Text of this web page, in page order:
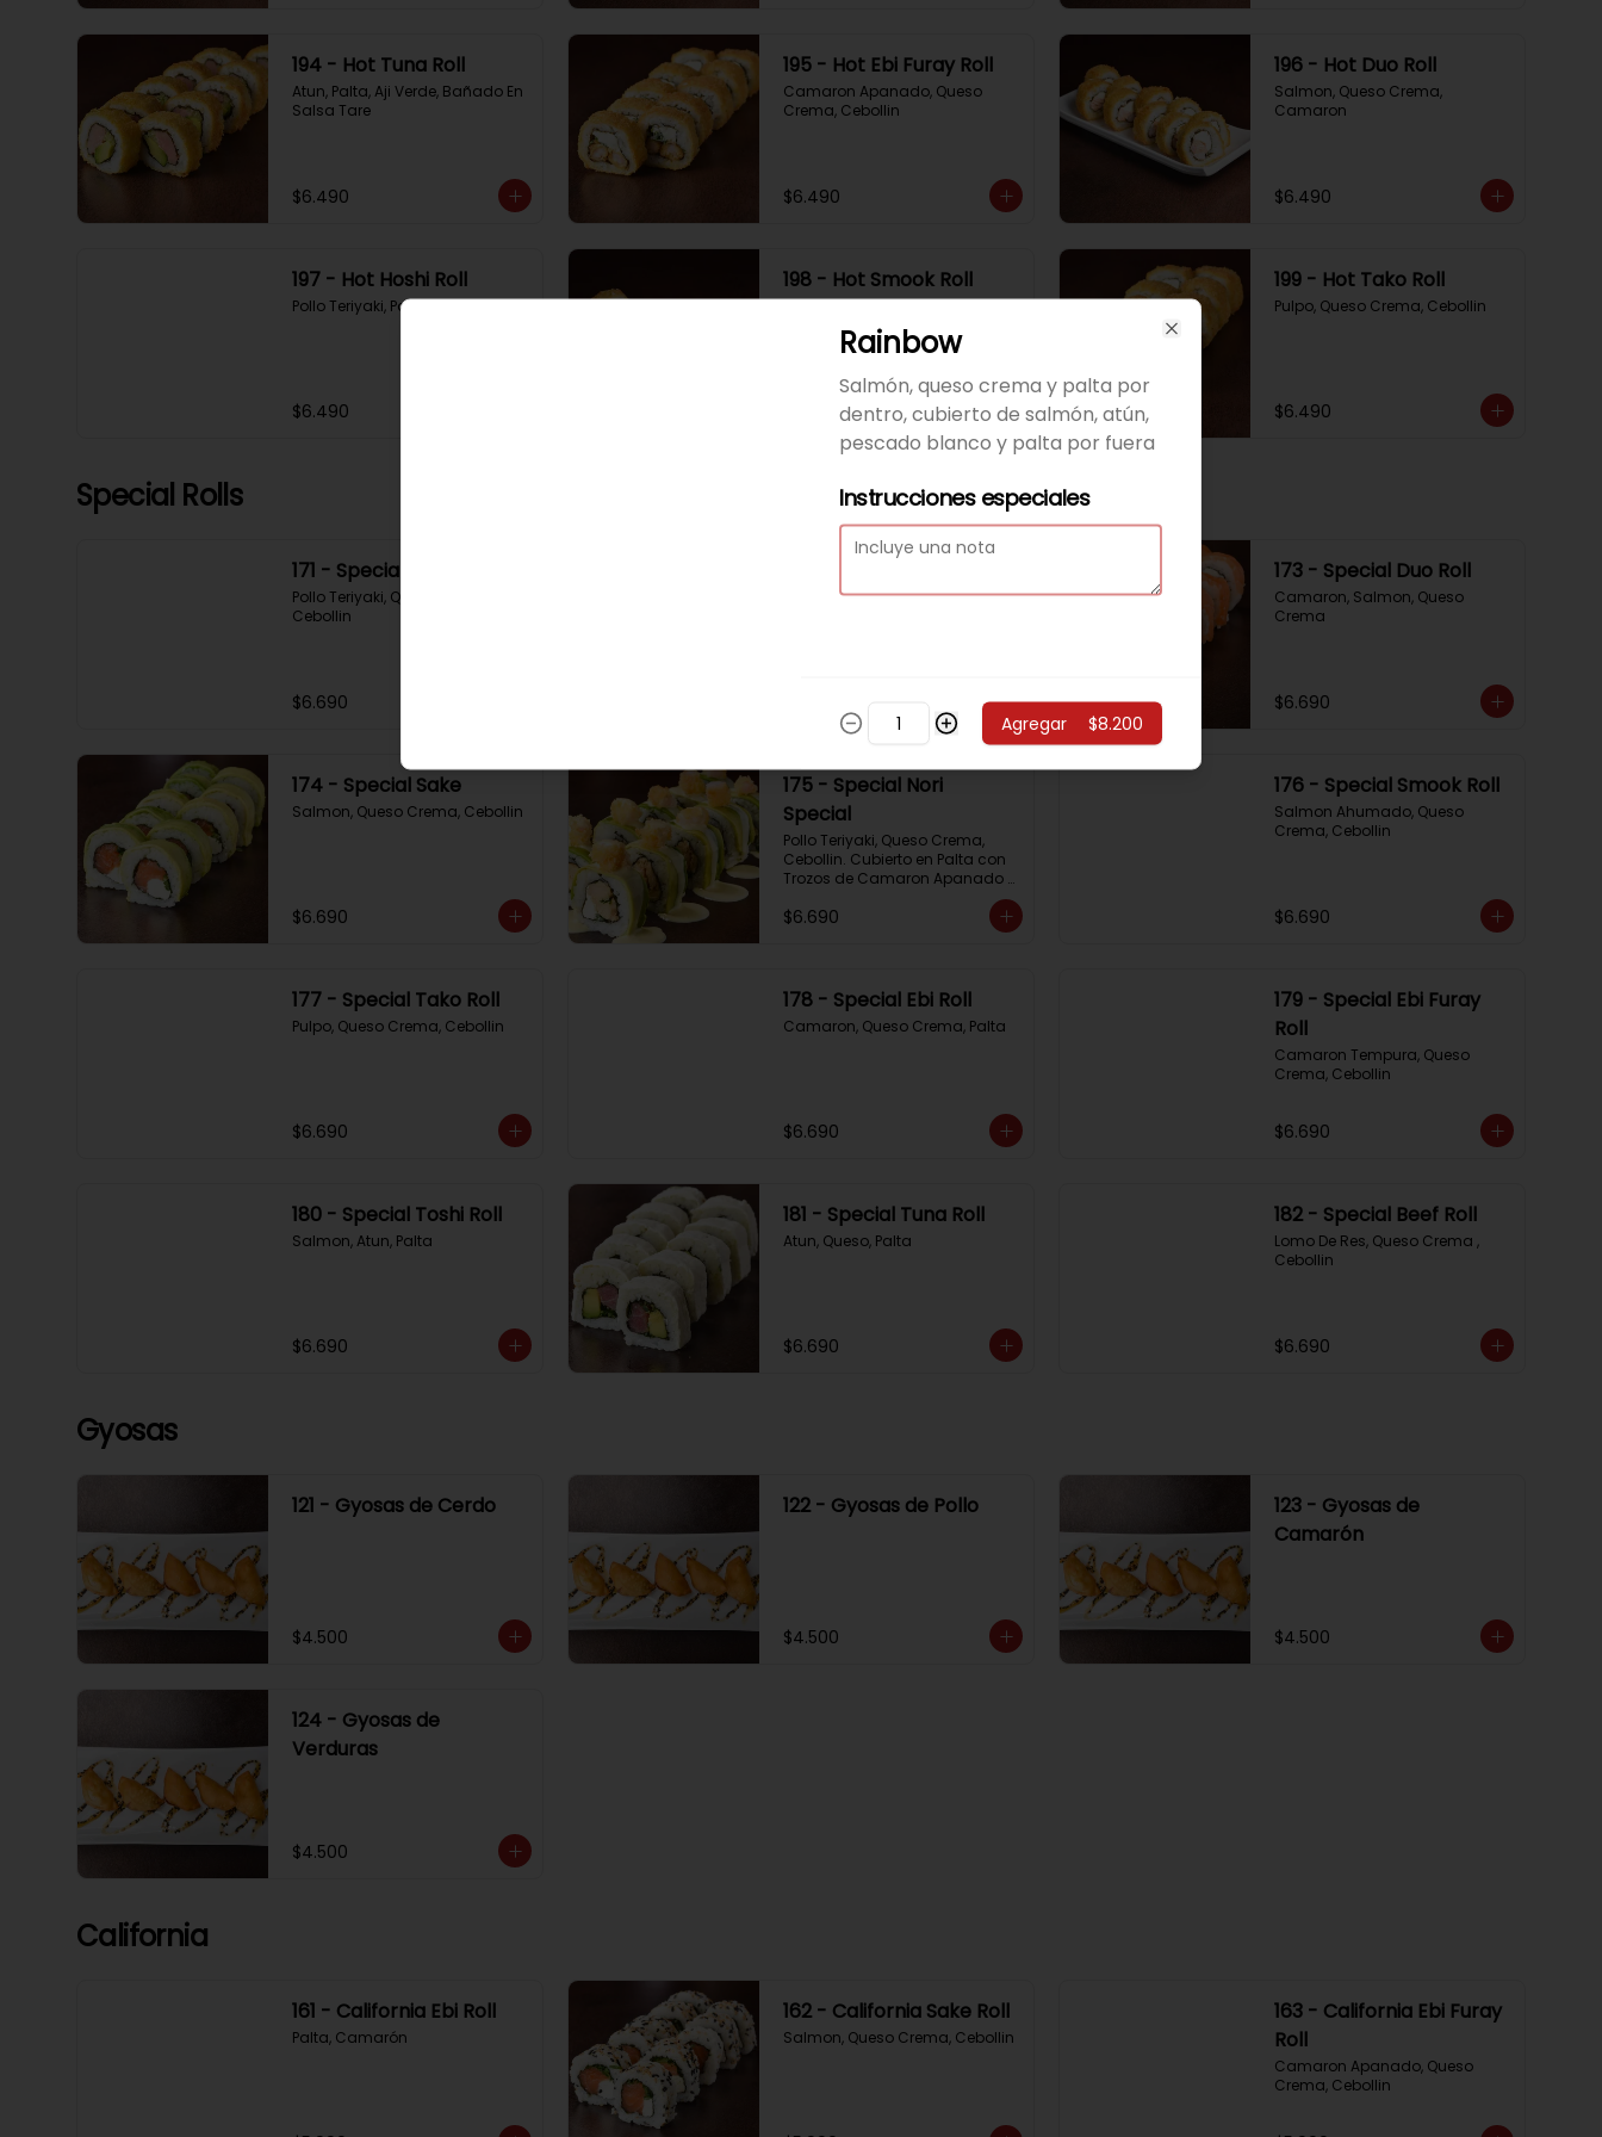
194 - Hot Tuna Roll
Atun, Palta, Aji Verde, Bañado En
Salsa Tare
$6.490
195 - Hot Ebi Furay Roll
Camaron Apanado, Queso
Crema, Cebollin
$6.490
196 - Hot Duo Roll
Salmon, Queso Crema,
Camaron
$6.490
197 - Hot Hoshi Roll
Pollo Teriyaki, Palta, Sesamo
$6.490
198 - Hot Smook Roll
Salmon Ahumado, Queso
Crema, Cebollin
$6.490
199 - Hot Tako Roll
Pulpo, Queso Crema, Cebollin
$6.490
Special Rolls
171 - Special Tori
Pollo Teriyaki, Queso Crema,
Cebollin
$6.690
173 - Special Duo Roll
Camaron, Salmon, Queso
Crema
$6.690
174 - Special Sake
Salmon, Queso Crema, Cebollin
$6.690
175 - Special Nori
Special
Pollo Teriyaki, Queso Crema,
Cebollin. Cubierto en Palta con
Trozos de Camaron Apanado
$6.690
176 - Special Smook Roll
Salmon Ahumado, Queso
Crema, Cebollin
$6.690
177 - Special Tako Roll
Pulpo, Queso Crema, Cebollin
$6.690
178 - Special Ebi Roll
Camaron, Queso Crema, Palta
$6.690
179 - Special Ebi Furay
Roll
Camaron Tempura, Queso
Crema, Cebollin
$6.690
180 - Special Toshi Roll
Salmon, Atun, Palta
$6.690
181 - Special Tuna Roll
Atun, Queso, Palta
$6.690
182 - Special Beef Roll
Lomo De Res, Queso Crema ,
Cebollin
$6.690
Gyosas
121 - Gyosas de Cerdo
$4.500
122 - Gyosas de Pollo
$4.500
123 - Gyosas de
Camarón
$4.500
124 - Gyosas de
Verduras
$4.500
California
161 - California Ebi Roll
Palta, Camarón
162 - California Sake Roll
Salmon, Queso Crema, Cebollin
163 - California Ebi Furay
Roll
Camaron Apanado, Queso
Crema, Cebollin
Rainbow
Salmón, queso crema y palta por
dentro, cubierto de salmón, atún,
pescado blanco y palta por fuera
Instrucciones especiales
Agregar $8.200
Close